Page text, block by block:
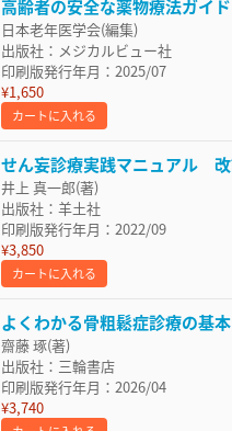
高齢者の安全な薬物療法ガイ
日本老年医学会(編集)
出版社：メジカルビュー社
印刷版発行年月：2025/07
¥1,650
カートに入れる
せん妄診療実践マニュアル
井上 真一郎(著)
出版社：羊土社
印刷版発行年月：2022/09
¥3,850
カートに入れる
よくわかる骨粗鬆症診療の基
齋藤 琢(著)
出版社：三輪書店
印刷版発行年月：2026/04
¥3,740